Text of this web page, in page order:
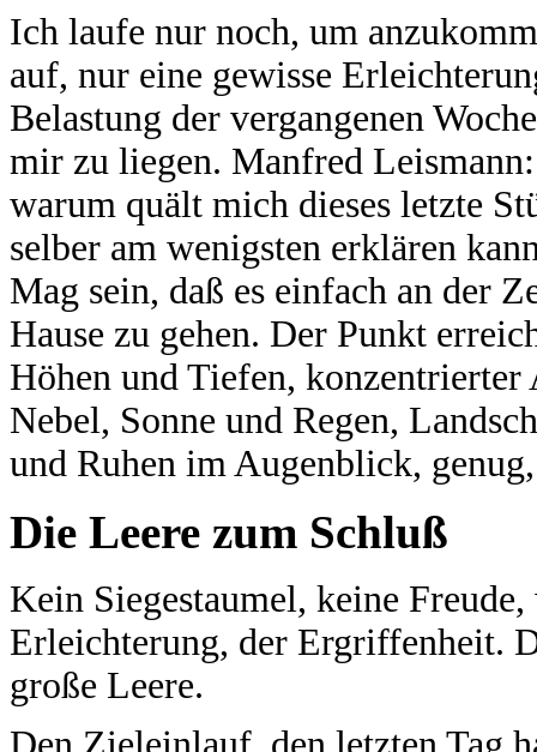
Ich laufe nur noch, um
auf, nur eine gewisse
Belastung der vergangenen
mir zu liegen. Manfred
warum quält mich dieses letzte
selber am wenigsten erklären
Mag sein, daß es einfach an der
Hause zu gehen. Der Punkt
Höhen und Tiefen,
Nebel, Sonne und Regen,
und Ruhen im Augenblick,
Die Leere zum Schluß
Kein Siegestaumel, keine
Erleichterung, der Ergriffenheit.
große Leere.